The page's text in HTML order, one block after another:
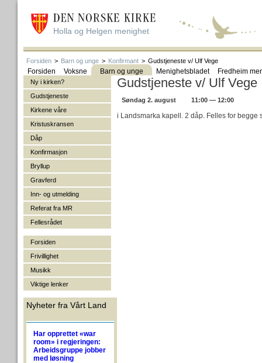
Holla og Helgen menighet
Forsiden > Barn og unge > Konfirmant > Gudstjeneste v/ Ulf Vege
Forsiden Voksne Barn og unge Menighetsbladet Fredheim
Ny i kirken?
Gudstjeneste
Kirkene våre
Kristuskransen
Dåp
Konfirmasjon
Bryllup
Gravferd
Inn- og utmelding
Referat fra MR
Fellesrådet
Forsiden
Frivillighet
Musikk
Viktige lenker
Nyheter fra Vårt Land
Har opprettet «war
room» i regjeringen:
Arbeidsgruppe jobber
med løsning
Gudstjeneste v/ Ulf Vege
Søndag 2. august 11:00 — 12:00
i Landsmarka kapell. 2 dåp. Felles for begge